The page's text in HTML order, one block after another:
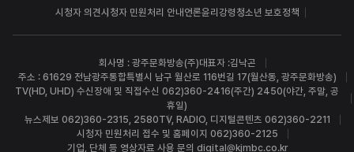
시청자 의견시청자 민원처리 안내언론윤리강령 청소년 보호정책
회사명 : 광주문화방송(주)대표자 :김낙곤
주소 : 61629 전남광주통합특별시 남구 월산로 116번길 17(월산동, 광주문화방송)
TV(HD, UHD) 수신장애 및 직접수신 062)360-2416(주간) 2450(야간, 주말, 공
휴일)
뉴스제보 062)360-2315, 2580TV, RADIO, 디지털콘텐츠 062)360-2211
시청자 민원처리 접수 및 홈페이지 062)360-2125
기업, 단체 등 영상자료 사용 문의 digital@kjmbc.co.kr